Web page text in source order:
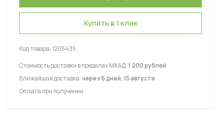
Купить в 1 клик
Код товара:1205435
Стоимость доставки в пределах МКАД:1 200 рублей
Ближайшая доставка:через 6 дней, 15 августа
Оплата при получении